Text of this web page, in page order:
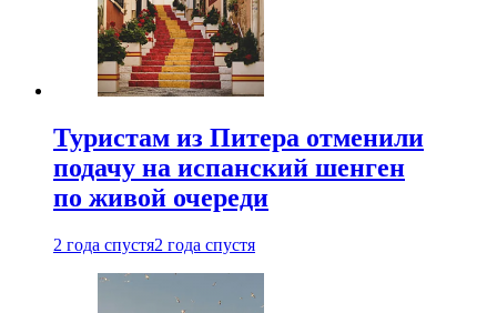
Туристам из Питера отменили
подачу на испанский шенген
по живой очереди
2 года спустя2 года спустя